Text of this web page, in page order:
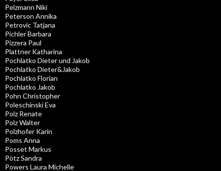
Pelzmann Niki
Peterson Annika
Petrovic Tatjana
Pichler Barbara
Pizzera Paul
Plattner Katharina
Pochlatko Dieter und Jakob
Pochlatko Dieter&Jakob
Pochlatko Florian
Pochlatko Jakob
Pohn Christopher
Poleschinski Eva
Polz Renate
Polz Walter
Polzhofer Karin
Poms Anna
Posset Markus
Pötz Sandra
Powers Laura Michelle